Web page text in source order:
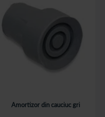
Amortizor din cauciuc gri